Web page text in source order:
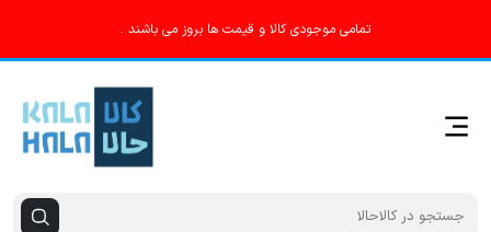
تمامی موجودی کالا و قیمت ها بروز می باشند .